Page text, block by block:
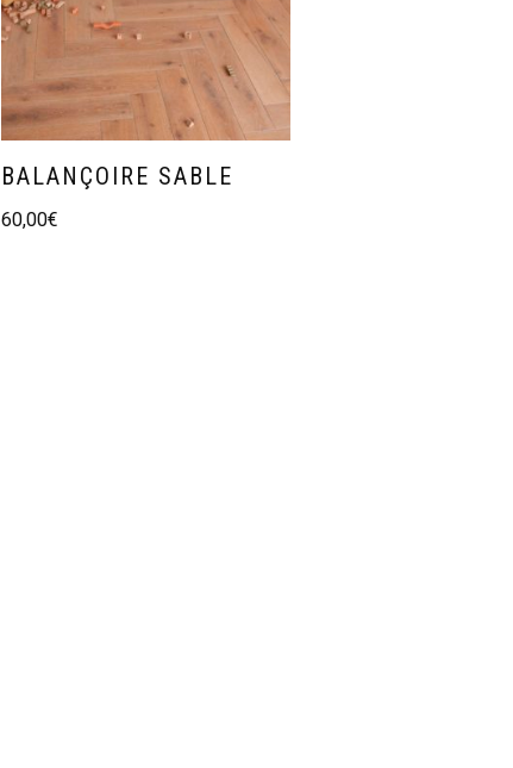
BALANÇOIRE SABLE
60,00€